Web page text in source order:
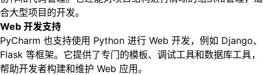
合大型项目的开发。
Web 开发支持
PyCharm 也支持使用 Python 进行 Web 开发，例如 Django、
Flask 等框架。它提供了专门的模板、调试工具和数据库工具，
帮助开发者构建和维护 Web 应用。